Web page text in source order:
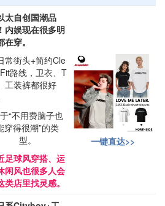
太自创国潮品
内娱现在很多明
在穿。
常街头+简约Cle
路线，卫衣、T
工装裤都很好
“不用费脑子也
穿得很潮”的类
型。
足球风穿搭、运
闲风也很多人会
类店里找灵感。
一键直达>>